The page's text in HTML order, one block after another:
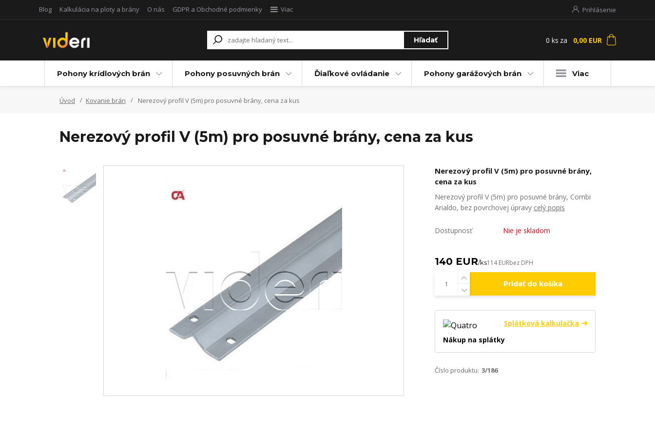
Blog Kalkulácia na ploty a brány O nás GDPR a Obchodné podmienky Viac Prihlásenie
Hľadať 0 ks za 0,00 EUR
Pohony krídlových brán Pohony posuvných brán Ďiaľkové ovládanie Pohony garážových brán Viac
Úvod Kovanie brán Nerezový profil V (5m) pro posuvné brány, cena za kus
Nerezový profil V (5m) pro posuvné brány, cena za kus
Nerezový profil V (5m) pro posuvné brány,
cena za kus
Nerezový profil V (5m) pro posuvné brány, Combi
Arialdo, bez povrchovej úpravy celý popis
Dostupnosť Nie je skladom
140 EUR/ks114 EURbez DPH
Pridať do košíka
Splátková kalkulačka
Nákup na splátky
Číslo produktu: 3/186